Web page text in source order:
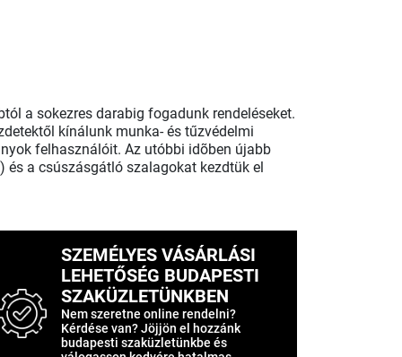
a sokezres darabig fogadunk rendeléseket.
kínálunk munka- és tűzvédelmi
felhasználóit. Az utóbbi idõben újabb
a csúszásgátló szalagokat kezdtük el
SZEMÉLYES VÁSÁRLÁSI
LEHETŐSÉG BUDAPESTI
SZAKÜZLETÜNKBEN
Nem szeretne online rendelni?
Kérdése van? Jöjjön el hozzánk
budapesti szaküzletünkbe és